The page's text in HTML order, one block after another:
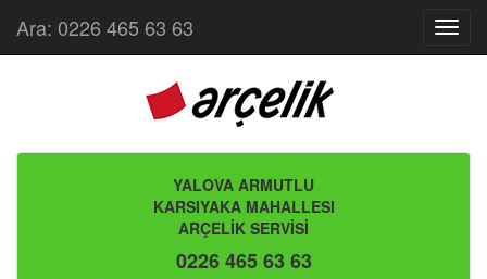
Menu
Ara: 0226 465 63 63
YALOVA ARMUTLU
KARSIYAKA MAHALLESI
ARÇELİK SERVİSİ
0226 465 63 63